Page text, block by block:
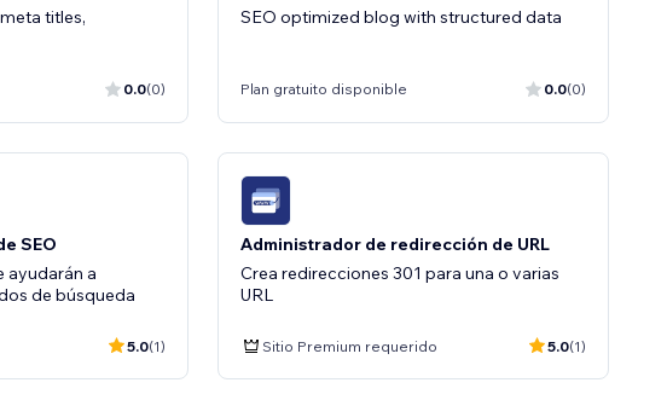
titles,
0.0(0)
SEO optimized blog with structured data
Plan gratuito disponible 0.0(0)
SEO
ayudarán a
de búsqueda
5.0(1)
Administrador de redirección de URL
Crea redirecciones 301 para una o varias
URL
Sitio Premium requerido 5.0(1)